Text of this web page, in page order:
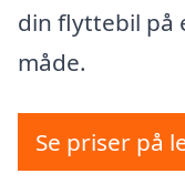
din flyttebil på
måde.
Se priser på